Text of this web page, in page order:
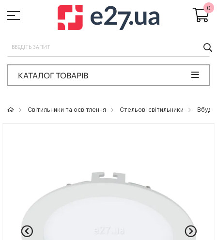
0
КАТАЛОГ ТОВАРІВ
Світильники та освітлення Стельові світильники